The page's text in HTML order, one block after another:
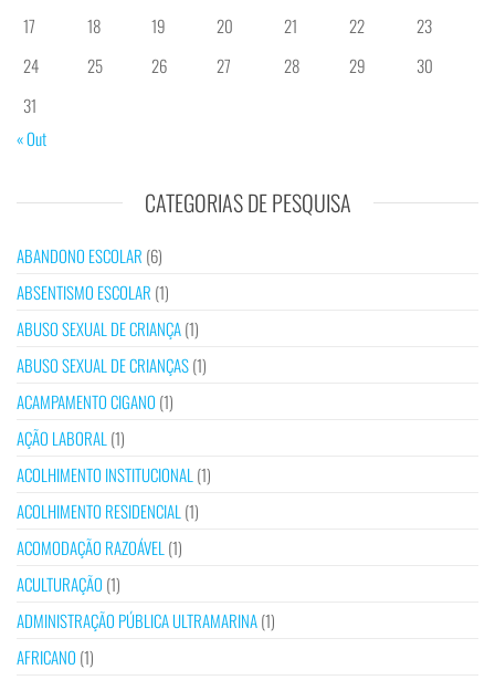
17
18 19 20 21 22
23
24
25 26 27 28 29
30
31
« Out
CATEGORIAS DE PESQUISA
ABANDONO ESCOLAR (6)
ABSENTISMO ESCOLAR (1)
ABUSO SEXUAL DE CRIANÇA(1)
ABUSO SEXUAL DE CRIANÇAS(1)
ACAMPAMENTO CIGANO (1)
AÇÃO LABORAL (1)
ACOLHIMENTO INSTITUCIONAL (1)
ACOLHIMENTO RESIDENCIAL (1)
ACOMODAÇÃO RAZOÁVEL (1)
ACULTURAÇÃO (1)
ADMINISTRAÇÃO PÚBLICA ULTRAMARINA(1)
AFRICANO (1)